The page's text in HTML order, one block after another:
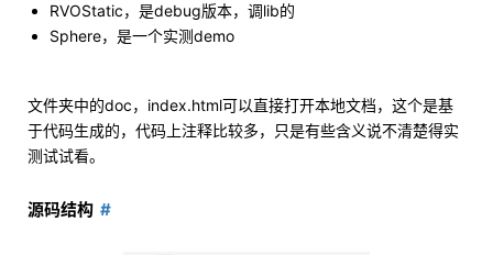
RVOStatic，是debug版本，调lib的
Sphere，是一个实测demo
文件夹中的doc，index.html可以直接打开本地文档，这个是基
于代码生成的，代码上注释比较多，只是有些含义说不清楚得实
测试试看。
源码结构